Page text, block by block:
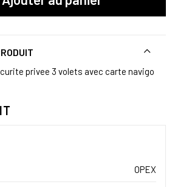
privee 3 volets avec carte navigo
OPEX